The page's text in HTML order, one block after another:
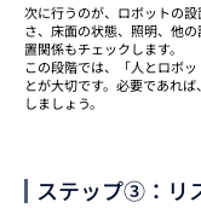
次に行うのが、ロボットの
さ、床面の状態、照明、他
置関係もチェックします。
この段階では、「人とロボ
とが大切です。必要であれ
しましょう。
ステップ③：リ